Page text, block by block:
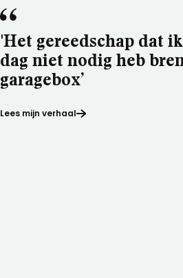
'Het gereedschap dat
dag niet nodig heb
garagebox’
Lees mijn verhaal